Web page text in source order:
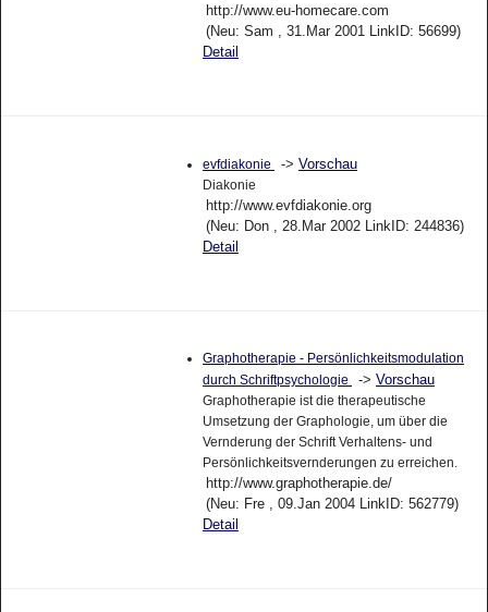
http://www.eu-homecare.com
(Neu: Sam , 31.Mar 2001 LinkID: 56699)
Detail
evfdiakonie -> Vorschau
Diakonie
http://www.evfdiakonie.org
(Neu: Don , 28.Mar 2002 LinkID: 244836)
Detail
Graphotherapie - Persönlichkeitsmodulation
durch Schriftpsychologie
-> Vorschau
Graphotherapie ist die therapeutische
Umsetzung der Graphologie, um über die
Vernderung der Schrift Verhaltens- und
Persönlichkeitsvernderungen zu erreichen.
http://www.graphotherapie.de/
(Neu: Fre , 09.Jan 2004 LinkID: 562779)
Detail